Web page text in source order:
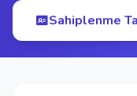
S.S.S.
Blog
Sahiplenme